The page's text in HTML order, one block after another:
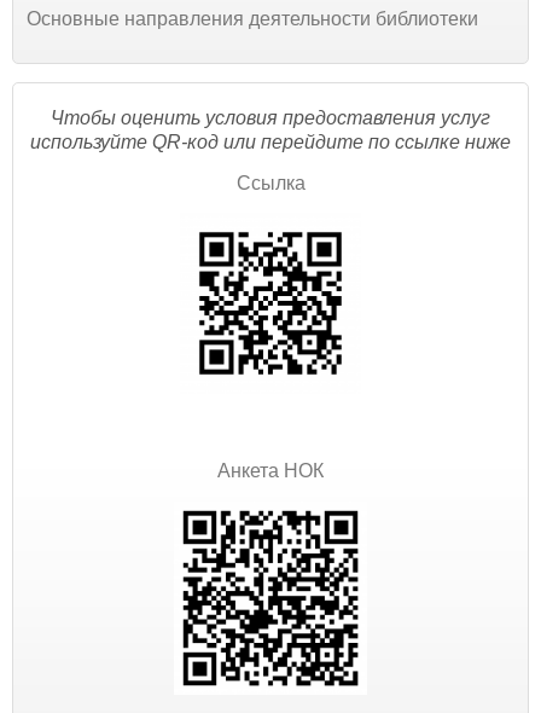
Основные направления деятельности библиотеки
Чтобы оценить условия предоставления услуг
используйте QR-код или перейдите по ссылке ниже
Ссылка
Анкета НОК